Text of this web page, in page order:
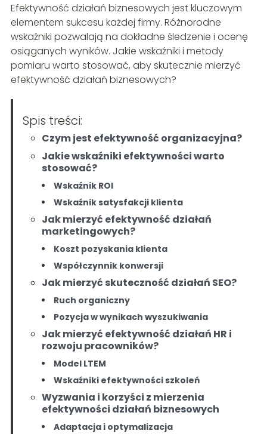
Efektywność działań biznesowych jest kluczowym
elementem sukcesu każdej firmy. Różnorodne
wskaźniki pozwalają na dokładne śledzenie i ocenę
osiąganych wyników. Jakie wskaźniki i metody
pomiaru warto stosować, aby skutecznie mierzyć
efektywność działań biznesowych?
Spis treści:
Czym jest efektywność organizacyjna?
Jakie wskaźniki efektywności warto
stosować?
Wskaźnik ROI
Wskaźnik satysfakcji klienta
Jak mierzyć efektywność działań
marketingowych?
Koszt pozyskania klienta
Współczynnik konwersji
Jak mierzyć skuteczność działań SEO?
Ruch organiczny
Pozycja w wynikach wyszukiwania
Jak mierzyć efektywność działań HR i
rozwoju pracowników?
Model LTEM
Wskaźniki efektywności szkoleń
Wyzwania i korzyści z mierzenia
efektywności działań biznesowych
Adaptacja i optymalizacja